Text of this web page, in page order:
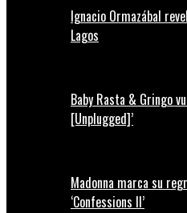
Ignacio Ormazábal
Lagos
Baby Rasta & Gringo
[Unplugged]’
Madonna marca su
‘Confessions II’